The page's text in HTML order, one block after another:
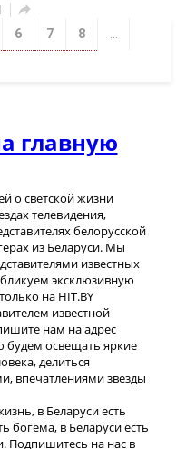

6 7 8
...
главную
о светской жизни
телевидения,
белорусской
из Беларуси. Мы
известных
эксклюзивную
на HIT.BY
известной
нам на адрес
будем освещать яркие
делиться
впечатлениями звезды
в Беларуси есть
богема, в Беларуси есть
Подпишитесь на нас в